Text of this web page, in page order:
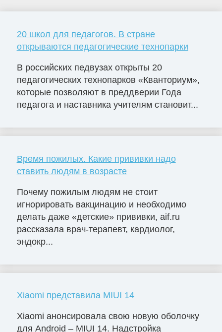
20 школ для педагогов. В стране
открываются педагогические технопарки
В российских педвузах открыты 20
педагогических технопарков «Кванториум»,
которые позволяют в преддверии Года
педагога и наставника учителям становит...
Время пожилых. Какие прививки надо
ставить людям в возрасте
Почему пожилым людям не стоит
игнорировать вакцинацию и необходимо
делать даже «детские» прививки, aif.ru
рассказала врач-терапевт, кардиолог,
эндокр...
Xiaomi представила MIUI 14
Xiaomi анонсировала свою новую оболочку
для Android – MIUI 14. Надстройка